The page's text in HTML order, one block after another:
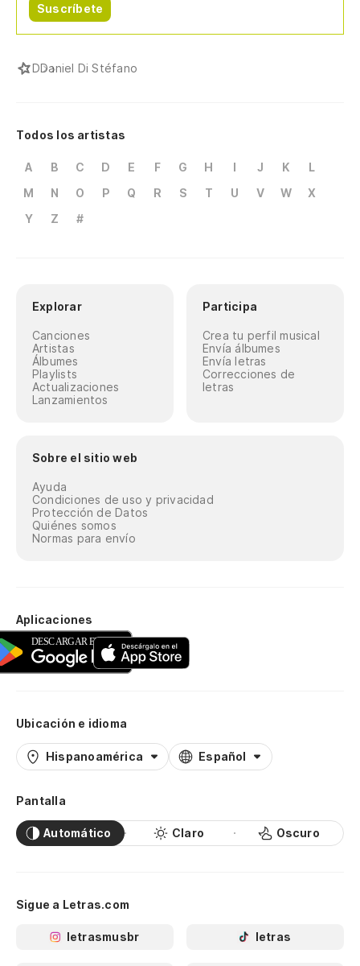
Suscríbete
DDaniel Di Stéfano
Todos los artistas
A B C D E F G H I J K
L
M
N O P Q R S T U V W
X
Y
Z #
Explorar
Canciones
Artistas
Álbumes
Playlists
Actualizaciones
Lanzamientos
Participa
Crea tu perfil musical
Envía álbumes
Envía letras
Correcciones de
letras
Sobre el sitio web
Ayuda
Condiciones de uso y privacidad
Protección de Datos
Quiénes somos
Normas para envío
Aplicaciones
Ubicación e idioma
Hispanoamérica Español
Pantalla
Automático Claro Oscuro
Sigue a Letras.com
letrasmusbr letras